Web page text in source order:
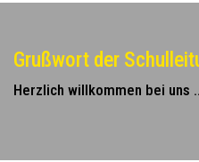
Grußwort der
Herzlich willkommen bei uns